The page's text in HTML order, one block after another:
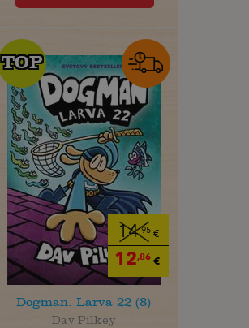
14,95 €
12,86 €
TOP
TOP
Dogman. Larva 22 (8)
Dav Pilkey